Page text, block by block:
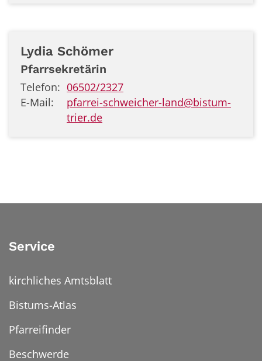
Lydia Schömer
Pfarrsekretärin
Telefon: 06502/2327
E-Mail:
pfarrei-schweicher-land@bistum-
trier.de
Service
kirchliches Amtsblatt
Bistums-Atlas
Pfarreifinder
Beschwerde